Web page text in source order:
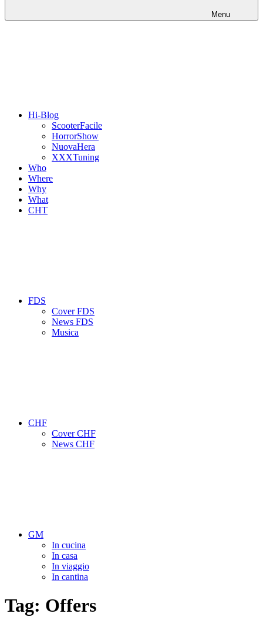
Menu
Hi-Blog
ScooterFacile
HorrorShow
NuovaHera
XXXTuning
Who
Where
Why
What
CHT
FDS
Cover FDS
News FDS
Musica
CHF
Cover CHF
News CHF
GM
In cucina
In casa
In viaggio
In cantina
Tag: Offers